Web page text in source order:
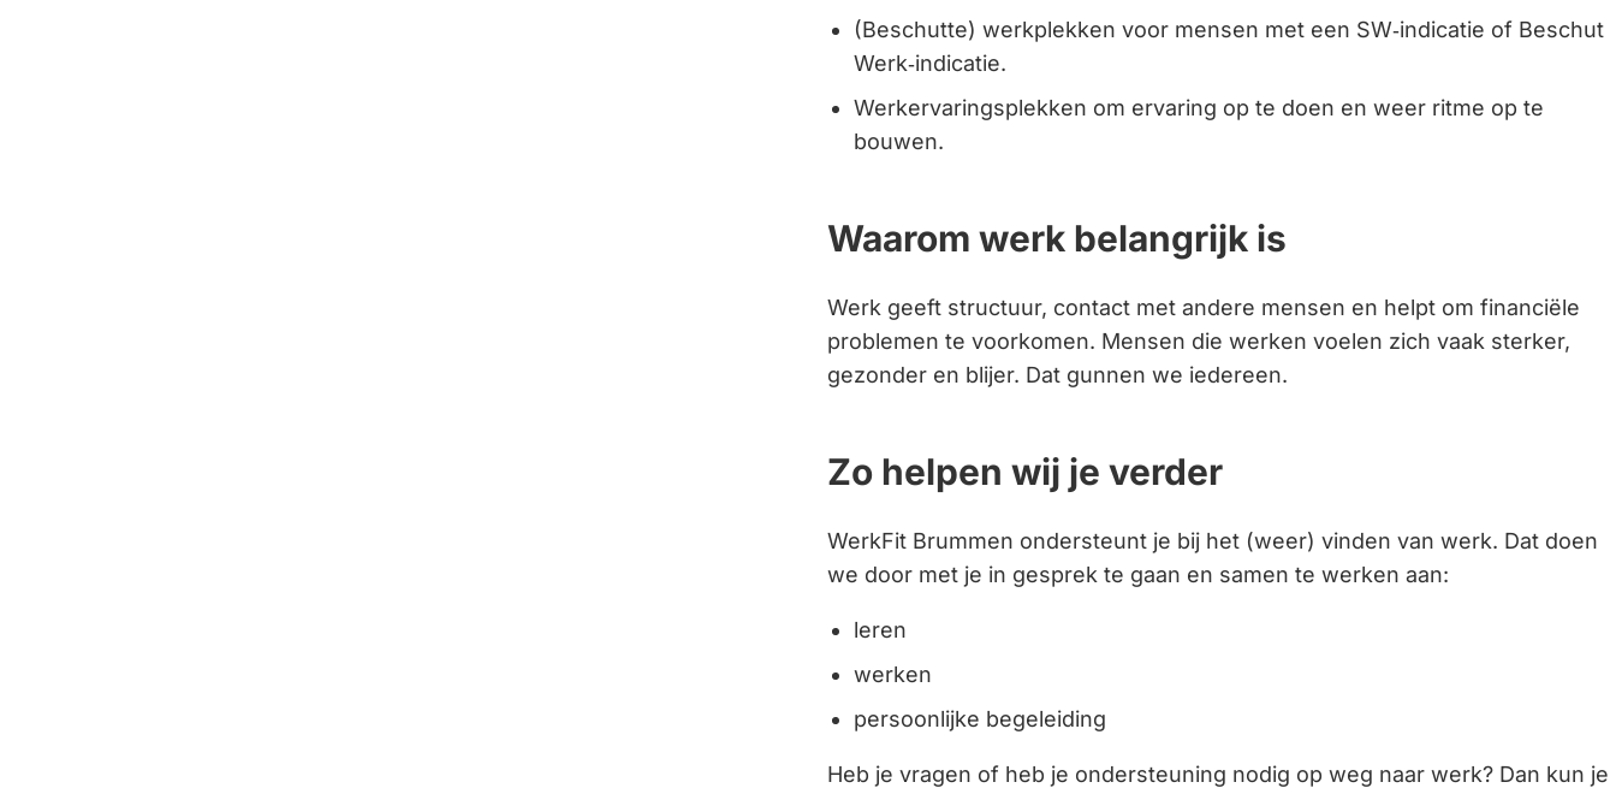
te
(Beschutte) werkplekken voor mensen met een SW‑indicatie of Beschut
Werk‑indicatie.
Werkervaringsplekken om ervaring op te doen en weer ritme op te
bouwen.
Waarom werk belangrijk is
Werk geeft structuur, contact met andere mensen en helpt om financiële
problemen te voorkomen. Mensen die werken voelen zich vaak sterker,
gezonder en blijer. Dat gunnen we iedereen.
Zo helpen wij je verder
WerkFit Brummen ondersteunt je bij het (weer) vinden van werk. Dat doen
we door met je in gesprek te gaan en samen te werken aan:
leren
werken
persoonlijke begeleiding
Heb je vragen of heb je ondersteuning nodig op weg naar werk? Dan kun je